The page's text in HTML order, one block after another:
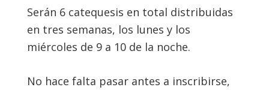
Serán 6 catequesis en total distribuidas
en tres semanas, los lunes y los
miércoles de 9 a 10 de la noche.
No hace falta pasar antes a inscribirse,